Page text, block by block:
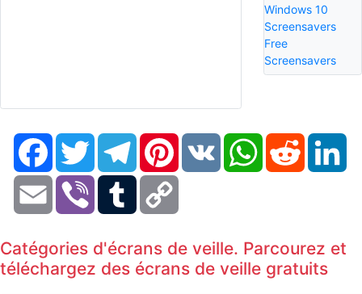
Windows 10
Screensavers
Free
Screensavers
FacebookTwitter TelegramPinterestVK WhatsAppReddit
Email Viber Tumblr
Catégories d'écrans de veille. Parcourez et
téléchargez des écrans de veille gratuits